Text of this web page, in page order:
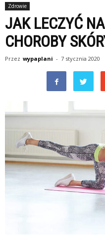
Zdrowie
JAK LECZYĆ
CHOROBY
Przez wypaplani - 7 stycznia 2020